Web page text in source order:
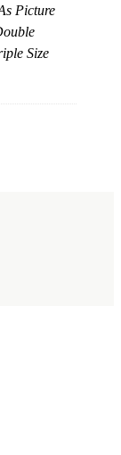
Picture
Size